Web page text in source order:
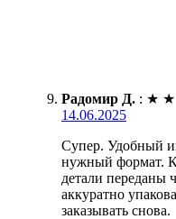
Радомир Д. : ★ ★
14.06.2025
Супер. Удобный
нужный формат.
детали переданы
аккуратно
заказывать снова.